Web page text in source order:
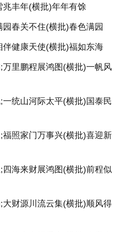
兆丰年(横批)年年有馀
春关不住(横批)春色满园
伴健康天使(横批)福如东海
万里鹏程展鸿图(横批)一帆风
统山河际太平(横批)国泰民
福照家门万事兴(横批)喜迎新
海来财展鸿图(横批)前程似
大财源川流云集(横批)顺风得